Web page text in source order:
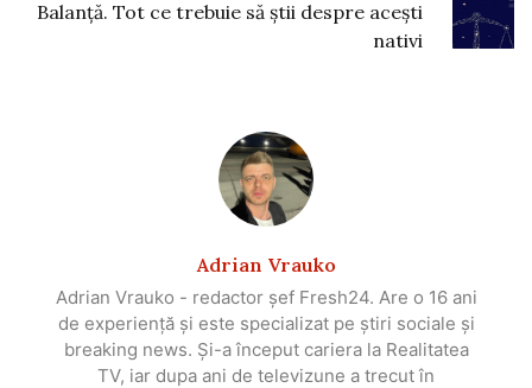
Balanță. Tot ce trebuie să știi despre acești
nativi
Adrian Vrauko
Adrian Vrauko - redactor șef Fresh24. Are o 16 ani
de experiență și este specializat pe știri sociale și
breaking news. Și-a început cariera la Realitatea
TV, iar dupa ani de televizune a trecut în